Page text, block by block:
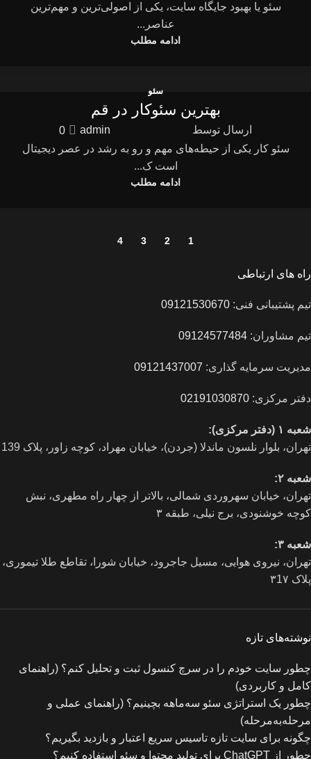
سئو یا بهبود جایگاه سایت، یکی از اصولی‌ترین و مهم‌ترین
عناصر...
ادامه مطلب
سئو
بهترین سئوکار در قم
ارسال توسط admin
0
سئو کار یکی از حیطه‌های مهم و رو به رشد در عصر دیجیتال
است ک...
ادامه مطلب
1
2
3
4
راه های ارتباطی
تیم پشتیبانی فنی: 09121530670
تیم مشاوران: 09124577484
مدیریت سرمایه گذاری: 09121437007
دفتر مرکزی: 02191030870
شعبه ۱ (دفتر مرکزی):
تهران، بلوار نلسون ماندلا (جردن)، خیابان مهراد، کوچه زاور، پلاک 139
شعبه ۲:
تهران، خيابان سهروردی شمالی، بالاتر از چهار راه مطهری، نبش
کوچه خوشنودی، برج نیلی، طبقه ۳
شعبه ۳:
تهران، نیروی هوایی، مسیل جاجرود، خیابان شورا، تقاطع طلا تیموری،
پلاک ۳1۷
نوشته‌های تازه
چطور سایت خودم را در سرچ کنسول ثبت و تحلیل کنم؟ (راهنمای
کامل و کاربردی)
چطور یک استراتژی سئو سه‌ماهه بچینیم؟ (راهنمای عملی و
مرحله‌به‌مرحله)
چگونه برای سایت تازه‌ تاسیس سریع اعتبار و بازدید بگیریم؟
چطور از ChatGPT برای تولید محتوا و سئو استفاده کنیم؟